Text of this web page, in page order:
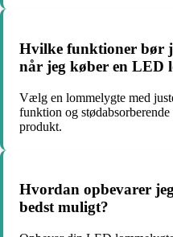
Hvilke funktioner bør
når jeg køber en LED
Vælg en lommelygte med
funktion og
produkt.
Hvordan opbevarer
bedst muligt?